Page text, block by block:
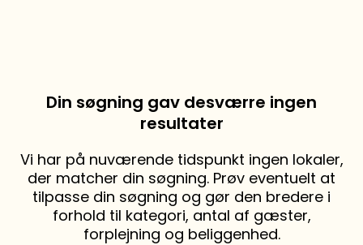
Din søgning gav desværre ingen
resultater
Vi har på nuværende tidspunkt ingen lokaler,
der matcher din søgning. Prøv eventuelt at
tilpasse din søgning og gør den bredere i
forhold til kategori, antal af gæster,
forplejning og beliggenhed.